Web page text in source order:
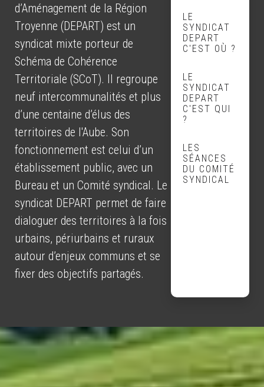
d’Aménagement de la Région
Troyenne (DEPART) est un
syndicat mixte porteur de
Schéma de Cohérence
Territoriale (SCoT). Il regroupe
neuf intercommunalités et plus
d’une centaine d’élus des
territoires de l'Aube. Son
fonctionnement est celui d’un
établissement public, avec un
Bureau et un Comité syndical. Le
syndicat DEPART permet de faire
dialoguer des territoires à la fois
urbains, périurbains et ruraux
autour d’enjeux communs et se
fixer des objectifs partagés.
LE
SYNDICAT
DEPART
C'EST OÙ ?
LE
SYNDICAT
DEPART
C'EST QUI
?
LES
SÉANCES
DU COMITÉ
SYNDICAL